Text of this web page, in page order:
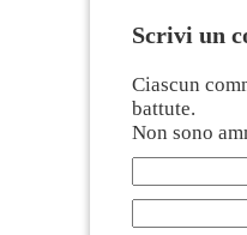
Scrivi un
Ciascun
battute.
Non sono